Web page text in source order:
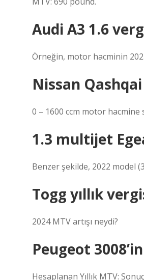
Audi A3 1.6
Örneğin, motor hacminin
Nissan
0 – 1600 ccm motor hacmine
1.3 multijet
Benzer şekilde, 2022 model
Togg yıllık
2024 MTV artışı neydi?
Peugeot
Hesaplanan Yıllık MTV: